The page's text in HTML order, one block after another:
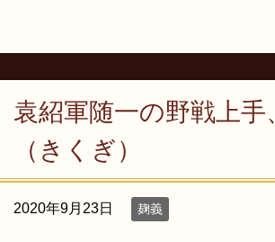
袁紹軍随一の野戦上手
（きくぎ）
2020年9月23日 麹義